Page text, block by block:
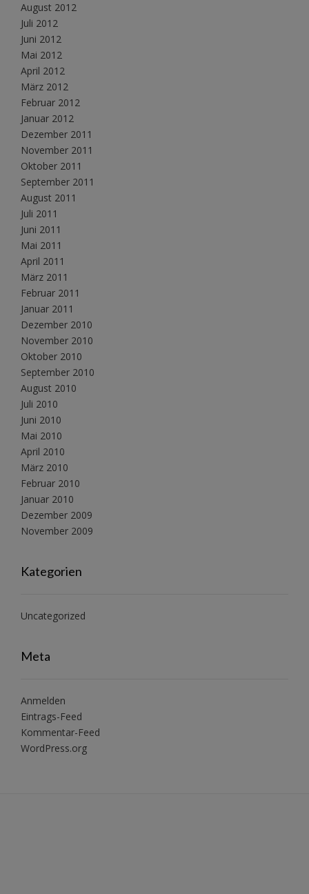
August 2012
Juli 2012
Juni 2012
Mai 2012
April 2012
März 2012
Februar 2012
Januar 2012
Dezember 2011
November 2011
Oktober 2011
September 2011
August 2011
Juli 2011
Juni 2011
Mai 2011
April 2011
März 2011
Februar 2011
Januar 2011
Dezember 2010
November 2010
Oktober 2010
September 2010
August 2010
Juli 2010
Juni 2010
Mai 2010
April 2010
März 2010
Februar 2010
Januar 2010
Dezember 2009
November 2009
Kategorien
Uncategorized
Meta
Anmelden
Eintrags-Feed
Kommentar-Feed
WordPress.org